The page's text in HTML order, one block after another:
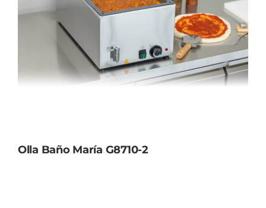
Olla Baño María G8710-2